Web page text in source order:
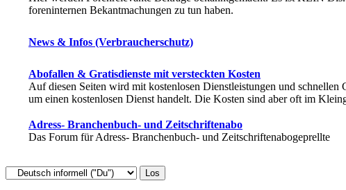
foreninternen Bekantmachungen zu tun haben.
News & Infos (Verbraucherschutz)
Abofallen & Gratisdienste mit versteckten Kosten
Auf diesen Seiten wird mit kostenlosen Dienstleistungen und
um einen kostenlosen Dienst handelt. Die Kosten sind aber oft im
Adress- Branchenbuch- und Zeitschriftenabo
Das Forum für Adress- Branchenbuch- und Zeitschriftenabogeprellte